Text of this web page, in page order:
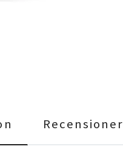
Recensioner